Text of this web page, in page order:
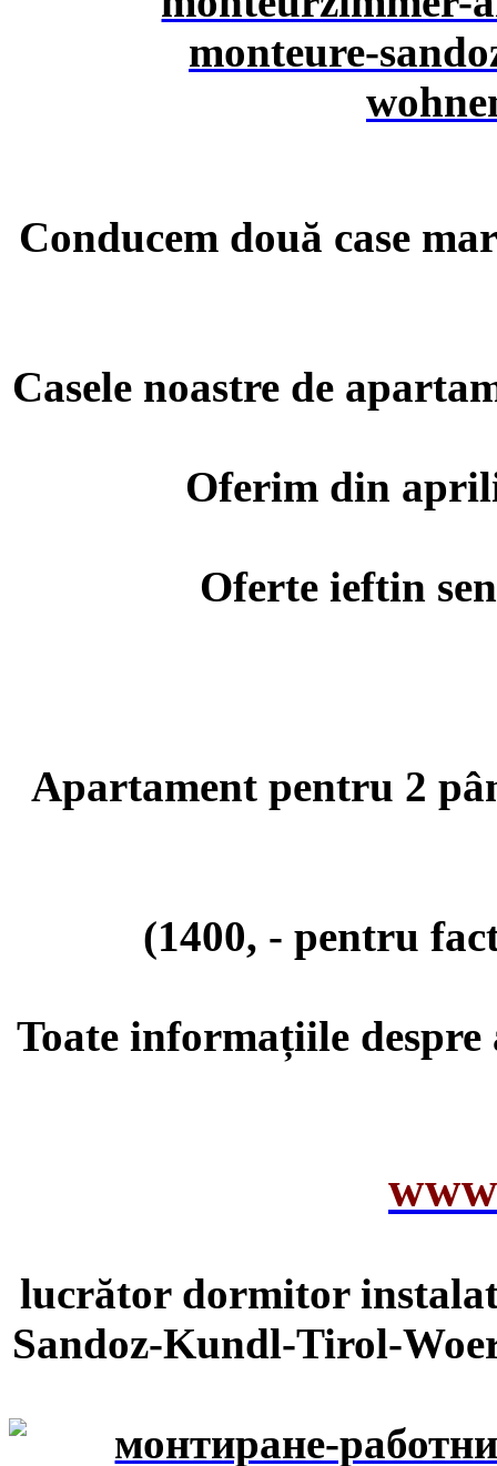
Conducem două case
Casele noastre de
Oferim din
Oferte ieftin
Apartament pentru 2
(1400, - pentru
Toate informațiile
lucrător dormitor
Sandoz-Kundl-Tirol-